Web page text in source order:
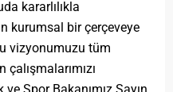
kararlılıkla
kurumsal bir çerçeveye
vizyonumuzu tüm